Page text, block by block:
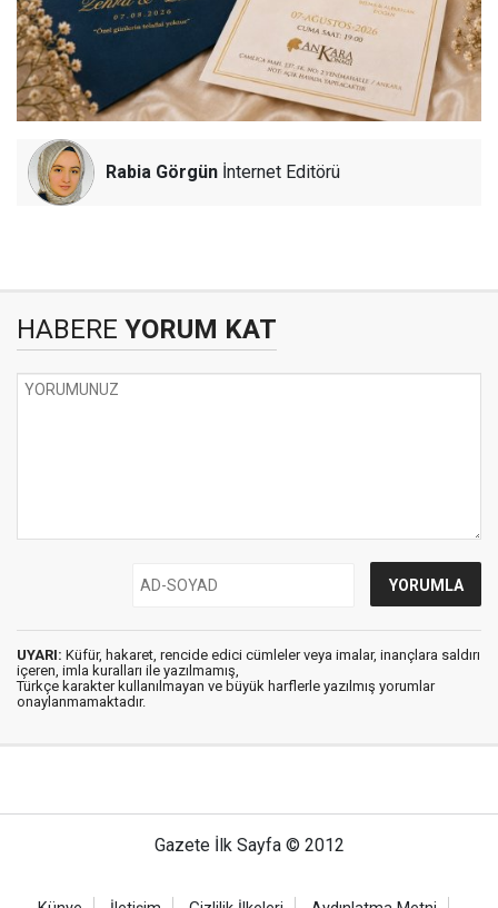
Rabia Görgün İnternet Editörü
HABERE YORUM KAT
UYARI: Küfür, hakaret, rencide edici cümleler veya imalar, inançlara saldırı
içeren, imla kuralları ile yazılmamış,
Türkçe karakter kullanılmayan ve büyük harflerle yazılmış yorumlar
onaylanmamaktadır.
Gazete İlk Sayfa © 2012